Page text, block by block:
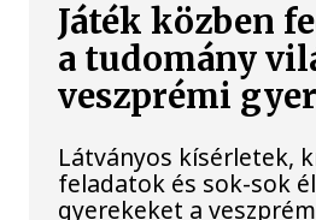
Játék közben
a tudomány
veszprémi
Látványos kísérletek,
feladatok és sok-sok
gyerekeket a